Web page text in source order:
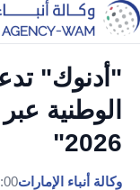
"أدنوك"
الوطنية
2026"
وكالة أنباء الإمارات